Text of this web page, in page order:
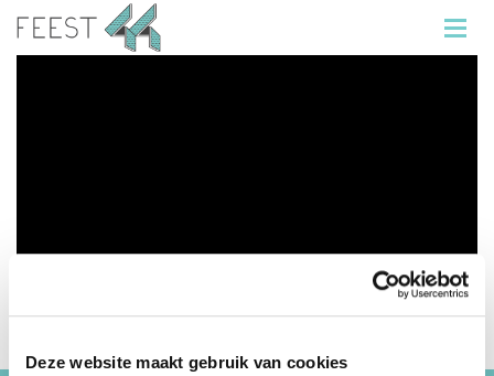
Deze website maakt gebruik van cookies